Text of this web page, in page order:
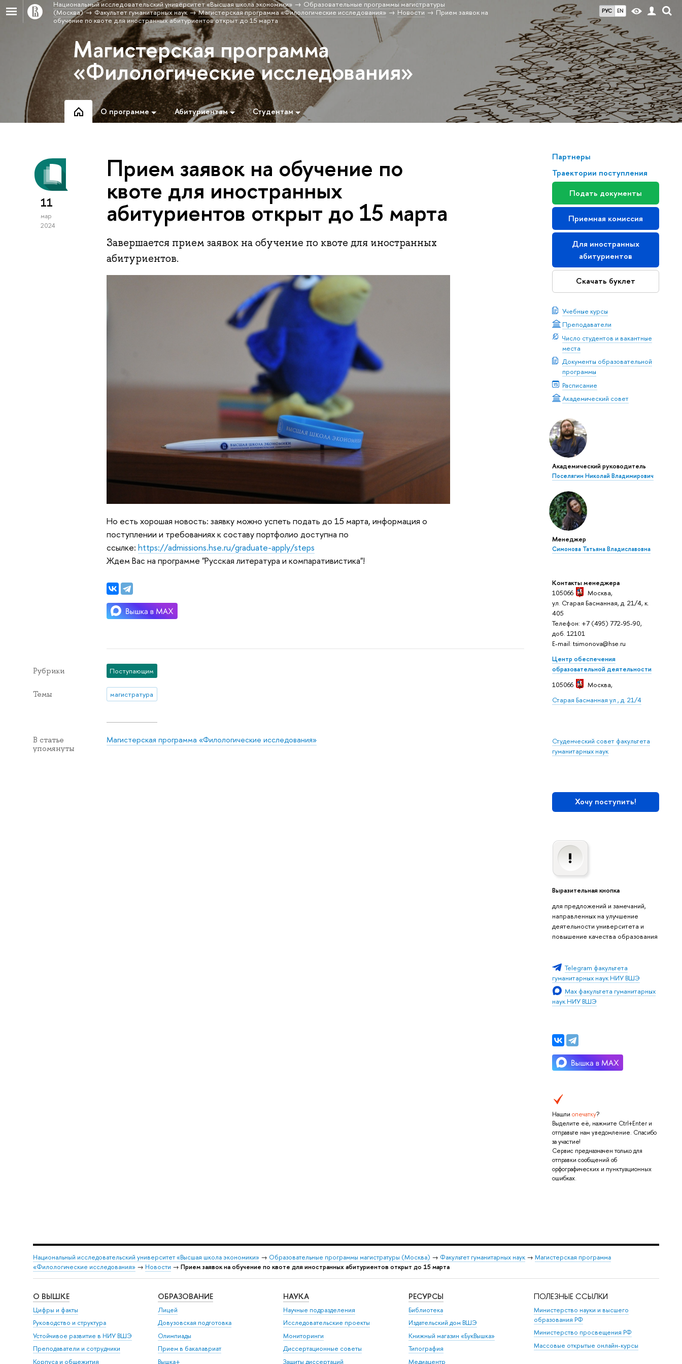
РУС EN
Национальный исследовательский университет «Высшая школа экономики»
Образовательные программы магистратуры
(Москва)
Факультет гуманитарных наук Магистерская программа «Филологические исследования» Новости
Прием заявок на
обучение по квоте для иностранных абитуриентов открыт до 15 марта
Магистерская программа
«Филологические исследования»
О программе Абитуриентам Студентам
Партнеры
Траектории поступления
Подать документы
Приемная комиссия
Для иностранных
абитуриентов
Скачать буклет
Учебные курсы
Преподаватели
Число студентов и вакантные
места
Документы образовательной
программы
Расписание
Академический совет
Академический руководитель
Поселягин Николай Владимирович
Менеджер
Симонова Татьяна Владиславовна
Контакты менеджера
105066
Москва,
ул. Старая Басманная, д. 21/4, к.
405
Телефон: +7 (495) 772-95-90,
доб. 12101
E-mail: tsimonova@hse.ru
Центр обеспечения
образовательной деятельности
105066
Москва,
Старая Басманная ул., д. 21/4
Студенческий совет факультета
гуманитарных наук
Хочу поступить!
Выразительная кнопка
для предложений и замечаний,
направленных на улучшение
деятельности университета и
повышение качества образования
Telegram факультета
гуманитарных наук НИУ ВШЭ
Max факультета гуманитарных
наук НИУ ВШЭ
Нашли опечатку?
Выделите её, нажмите Ctrl+Enter и
отправьте нам уведомление. Спасибо
за участие!
Сервис предназначен только для
отправки сообщений об
орфографических и пунктуационных
ошибках.
11
мар
2024
Прием заявок на обучение по
квоте для иностранных
абитуриентов открыт до 15 марта
Завершается прием заявок на обучение по квоте для иностранных
абитуриентов.
Но есть хорошая новость: заявку можно успеть подать до 15 марта, информация о
поступлении и требованиях к составу портфолио доступна по
ссылке: https://admissions.hse.ru/graduate-apply/steps
Ждем Вас на программе "Русская литература и компаративистика"!
Рубрики Поступающим
Темы магистратура
В статье
упомянуты
Магистерская программа «Филологические исследования»
Национальный исследовательский университет «Высшая школа экономики» → Образовательные программы магистратуры (Москва) → Факультет гуманитарных наук→ Магистерская программа
«Филологические исследования» → Новости → Прием заявок на обучение по квоте для иностранных абитуриентов открыт до 15 марта
О ВЫШКЕ
Цифры и факты
Руководство и структура
Устойчивое развитие в НИУ ВШЭ
Преподаватели и сотрудники
Корпуса и общежития
ОБРАЗОВАНИЕ
Лицей
Довузовская подготовка
Олимпиады
Прием в бакалавриат
Вышка+
НАУКА
Научные подразделения
Исследовательские проекты
Мониторинги
Диссертационные советы
Защиты диссертаций
РЕСУРСЫ
Библиотека
Издательский дом ВШЭ
Книжный магазин «БукВышка»
Типография
Медиацентр
ПОЛЕЗНЫЕ ССЫЛКИ
Министерство науки и высшего
образования РФ
Министерство просвещения РФ
Массовые открытые онлайн-курсы